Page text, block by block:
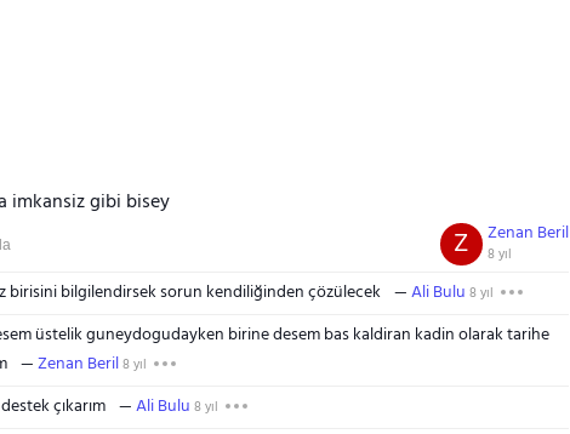
imkansiz gibi bisey
Zenan Beril
8 yıl
Z
birisini bilgilendirsek sorun kendiliğinden çözülecek Ali Bulu 8 yıl
üstelik guneydogudayken birine desem bas kaldiran kadin olarak tarihe
Zenan Beril8 yıl
çıkarım Ali Bulu 8 yıl